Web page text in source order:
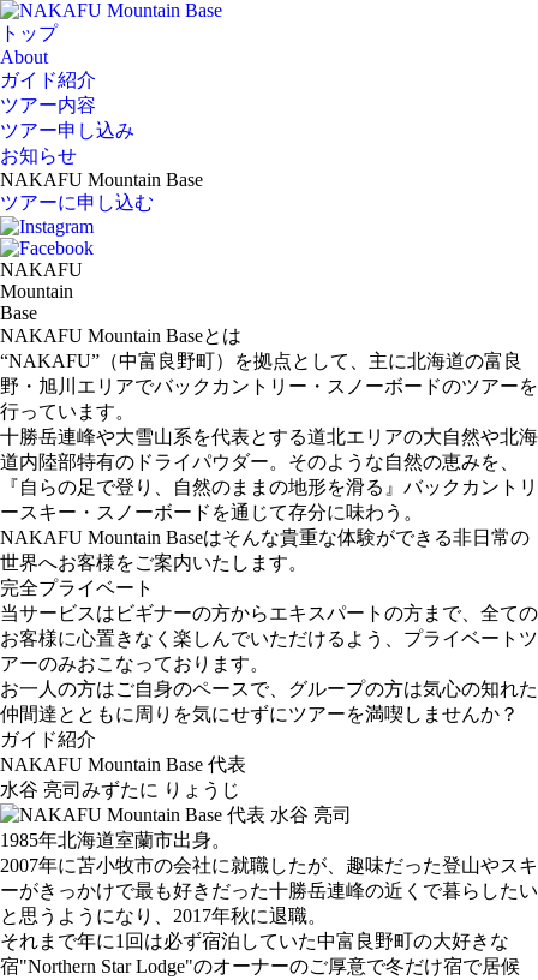
トップ
About
ガイド紹介
ツアー内容
ツアー申し込み
お知らせ
NAKAFU Mountain Base
ツアーに申し込む
NAKAFU
Mountain
Base
NAKAFU Mountain Baseとは
“NAKAFU”（中富良野町）を拠点として、主に北海道の富良
野・旭川エリアでバックカントリー・スノーボードのツアーを
行っています。
十勝岳連峰や大雪山系を代表とする道北エリアの大自然や北海
道内陸部特有のドライパウダー。そのような自然の恵みを、
『自らの足で登り、自然のままの地形を滑る』バックカントリ
ースキー・スノーボードを通じて存分に味わう。
NAKAFU Mountain Baseはそんな貴重な体験ができる非日常の
世界へお客様をご案内いたします。
完全プライベート
当サービスはビギナーの方からエキスパートの方まで、全ての
お客様に心置きなく楽しんでいただけるよう、プライベートツ
アーのみおこなっております。
お一人の方はご自身のペースで、グループの方は気心の知れた
仲間達とともに周りを気にせずにツアーを満喫しませんか？
ガイド紹介
NAKAFU Mountain Base 代表
水谷 亮司 みずたに りょうじ
1985年北海道室蘭市出身。
2007年に苫小牧市の会社に就職したが、趣味だった登山やスキ
ーがきっかけで最も好きだった十勝岳連峰の近くで暮らしたい
と思うようになり、2017年秋に退職。
それまで年に1回は必ず宿泊していた中富良野町の大好きな
宿"Northern Star Lodge"のオーナーのご厚意で冬だけ宿で居候